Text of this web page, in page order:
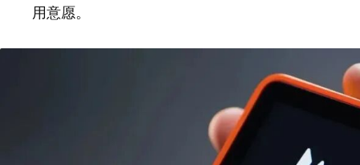
用意愿。